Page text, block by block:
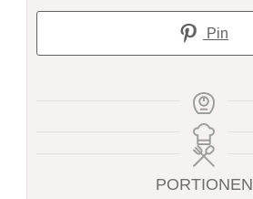
Pin
PORTIONEN